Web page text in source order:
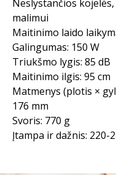
Neslystančios
malimui
Maitinimo laido
Galingumas: 150 W
Triukšmo lygis: 85 dB
Maitinimo ilgis: 95 cm
Matmenys (plotis ×
176 mm
Svoris: 770 g
Įtampa ir dažnis: 220-